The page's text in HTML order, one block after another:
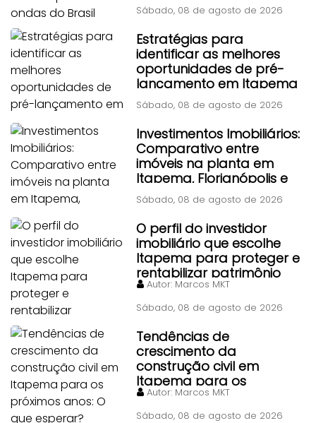
Sábado, 08 de agosto de 2026
Estratégias para
identificar as melhores
oportunidades de pré-
lançamento em Itapema
Sábado, 08 de agosto de 2026
Investimentos Imobiliários:
Comparativo entre
imóveis na planta em
Itapema, Florianópolis e
Piçarras
Sábado, 08 de agosto de 2026
O perfil do investidor
imobiliário que escolhe
Itapema para proteger e
rentabilizar patrimônio
Autor: Marcos MKT
Sábado, 08 de agosto de 2026
Tendências de
crescimento da
construção civil em
Itapema para os
próximos anos: O que
esperar?
Autor: Marcos MKT
Sábado, 08 de agosto de 2026